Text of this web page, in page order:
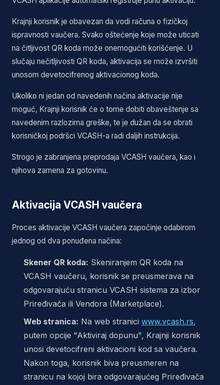
Krajnji korisnik je obavezan da vodi računa o fizičkoj
ispravnosti vaučera. Svako oštećenje koje može uticati
na čitljivost QR koda može onemogućiti korišćenje. U
slučaju nečitljivosti QR koda, aktivacija se može izvršiti
unosom devetocifrenog aktivacionog koda.
Ukoliko ni jedan od navedenih načina aktivacije nije
moguć, Krajnji korisnik će o tome dobiti obaveštenje sa
navedenim razlozima greške, te je dužan da se obrati
korisničkoj podršci VCASH-a radi daljih instrukcija.
Strogo je zabranjena preprodaja VCASH vaučera, kao i
njihova zamena za gotovinu.
Aktivacija VCASH vaučera
Proces aktivacije VCASH vaučera započinje odabirom
jednog od dva ponuđena načina:
Skener QR koda: Skeniranjem QR koda na
VCASH vaučeru, korisnik se preusmerava na
odgovarajuću stranicu VCASH sistema za izbor
Priređivača ili Vendora (Marketplace).
Web stranica: Na web stranici www.vcash.rs,
putem opcije "Aktiviraj dopunu", Krajnji korisnik
unosi devetocifreni aktivacioni kod sa vaučera.
Nakon toga, korisnik biva preusmeren na
stranicu na kojoj bira odgovarajućeg Priređivača